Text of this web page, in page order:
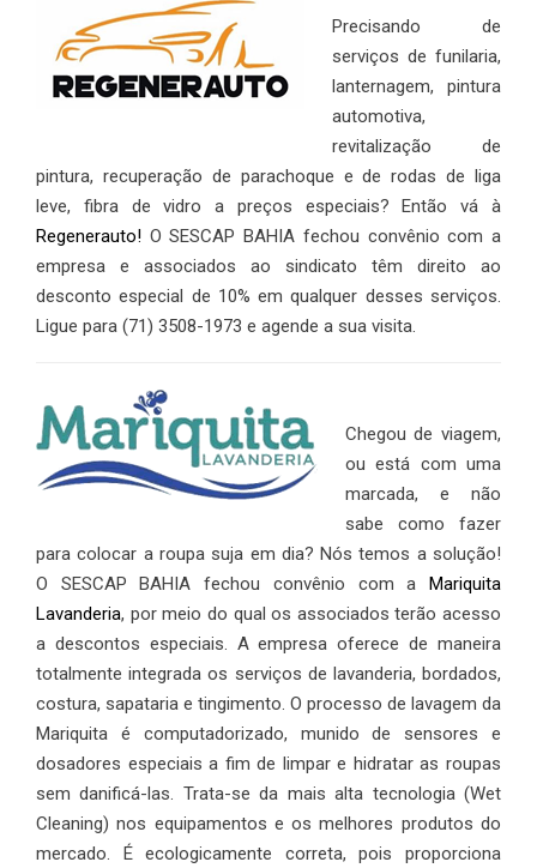
Precisando de
serviços de funilaria,
lanternagem, pintura
automotiva,
revitalização de
pintura, recuperação de parachoque e de rodas de liga
leve, fibra de vidro a preços especiais? Então vá à
Regenerauto! O SESCAP BAHIA fechou convênio com a
empresa e associados ao sindicato têm direito ao
desconto especial de 10% em qualquer desses serviços.
Ligue para (71) 3508-1973 e agende a sua visita.
Chegou de viagem,
ou está com uma
marcada, e não
sabe como fazer
para colocar a roupa suja em dia? Nós temos a solução!
O SESCAP BAHIA fechou convênio com a Mariquita
Lavanderia, por meio do qual os associados terão acesso
a descontos especiais. A empresa oferece de maneira
totalmente integrada os serviços de lavanderia, bordados,
costura, sapataria e tingimento. O processo de lavagem da
Mariquita é computadorizado, munido de sensores e
dosadores especiais a fim de limpar e hidratar as roupas
sem danificá-las. Trata-se da mais alta tecnologia (Wet
Cleaning) nos equipamentos e os melhores produtos do
mercado. É ecologicamente correta, pois proporciona